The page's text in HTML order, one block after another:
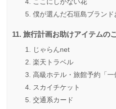
ここにしかない花
僕が選んだ石垣島ブラン
旅行計画お助けアイテムの
じゃらんnet
楽天トラベル
高級ホテル・旅館予約「一
スカイチケット
交通系カード